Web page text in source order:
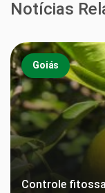
Notícias
Goiás
Controle